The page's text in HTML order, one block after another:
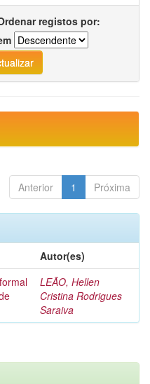
registos por:
Anterior 1 Próxima
Autor(es)
LEÃO, Hellen
Cristina Rodrigues
Saraiva